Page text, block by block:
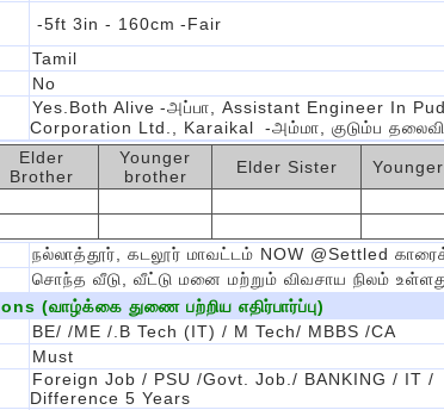
-5ft 3in - 160cm -Fair
Tamil
No
Yes.Both Alive -அப்பா, Assistant Engineer In
Corporation Ltd., Karaikal
-அம்மா, குடும்ப தலைவி
Elder
Brother
Younger
brother
Elder Sister
நல்லாத்தூர், கடலூர் மாவட்டம் NOW @settled
சொந்த வீடு, வீட்டு மனை மற்றும் விவசாய நிலம்
(வாழ்க்கை துணை பற்றிய எதிர்பார்ப்பு)
BE/ /ME /.B Tech (IT) / M Tech/ MBBS /CA
Must
Foreign Job / PSU /Govt. Job./ BANKING / IT /
Difference 5 Years